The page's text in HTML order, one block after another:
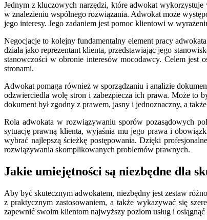
Jednym z kluczowych narzędzi, które adwokat
w znalezieniu wspólnego rozwiązania. Adwokat może
jego interesy. Jego zadaniem jest pomoc klientowi w
Negocjacje to kolejny fundamentalny element pracy
działa jako reprezentant klienta, przedstawiając jego
stanowczości w obronie interesów mocodawcy. Celem jest
stronami.
Adwokat pomaga również w sporządzaniu i analizie
odzwierciedla wolę stron i zabezpiecza ich prawa. Może to
dokument był zgodny z prawem, jasny i jednoznaczny, a
Rola adwokata w rozwiązywaniu sporów pozasądowych
sytuację prawną klienta, wyjaśnia mu jego prawa i
wybrać najlepszą ścieżkę postępowania. Dzięki
rozwiązywania skomplikowanych problemów prawnych.
Jakie umiejętności są niezbędne dla
Aby być skutecznym adwokatem, niezbędny jest zestaw
z praktycznym zastosowaniem, a także wykazywać się
zapewnić swoim klientom najwyższy poziom usług i